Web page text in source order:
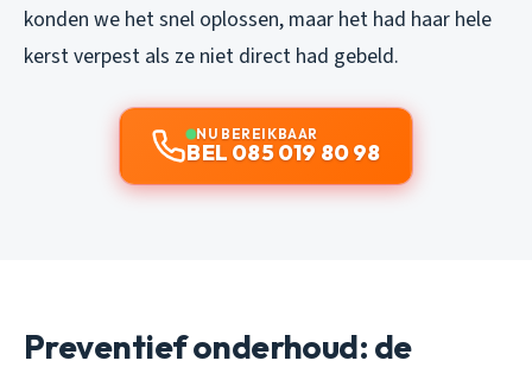
konden we het snel oplossen, maar het had haar hele
kerst verpest als ze niet direct had gebeld.
NU BEREIKBAAR
BEL 085 019 80 98
Preventief onderhoud: de